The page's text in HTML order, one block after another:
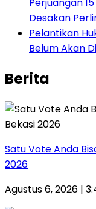
Perjuangan
Desakan
Pelantikan
Belum Akan
Berita
Satu Vote Anda
2026
Agustus 6, 2026 |